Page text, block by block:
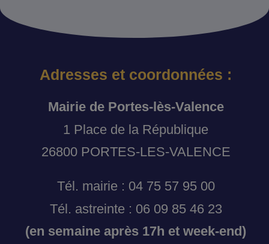
Adresses et coordonnées :
Mairie de Portes-lès-Valence
1 Place de la République
26800 PORTES-LES-VALENCE
Tél. mairie : 04 75 57 95 00
Tél. astreinte : 06 09 85 46 23
(en semaine après 17h et week-end)